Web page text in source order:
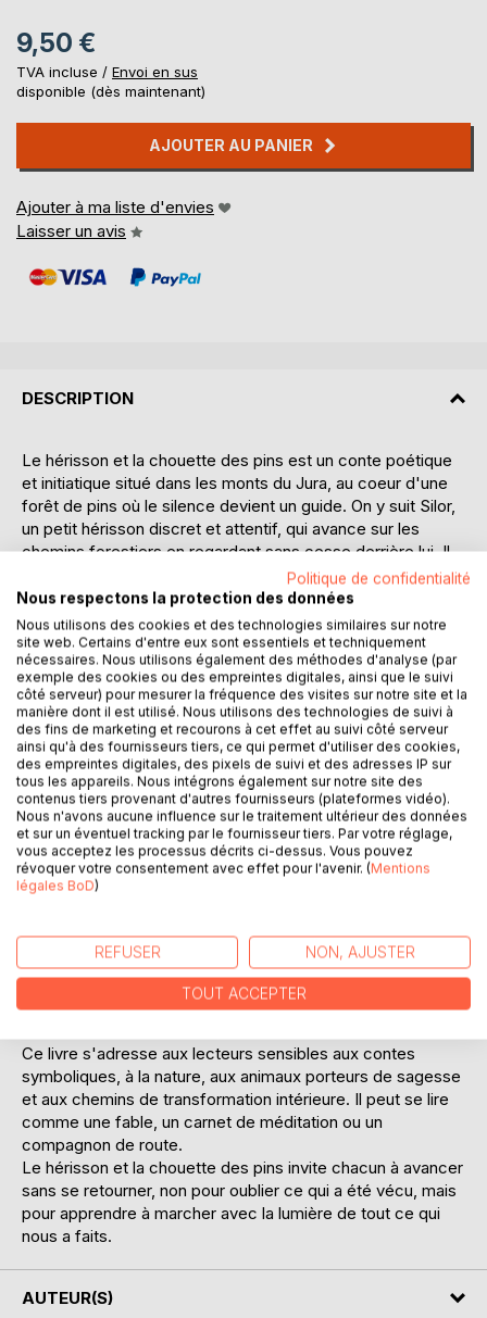
9,50 €
TVA incluse / Envoi en sus
disponible (dès maintenant)
AJOUTER AU PANIER
Ajouter à ma liste d'envies
Laisser un avis
DESCRIPTION
Le hérisson et la chouette des pins est un conte poétique
et initiatique situé dans les monts du Jura, au coeur d'une
forêt de pins où le silence devient un guide. On y suit Silor,
un petit hérisson discret et attentif, qui avance sur les
chemins forestiers en regardant sans cesse derrière lui. Il
croit devoir retenir ses traces, ses erreurs et ses chutes
pour mieux comprendre la vie. Mais à force de se
retourner, il oublie d'habiter pleinement le présent.
Sa rencontre avec une chouette des pins marque le début
d'un apprentissage essentiel. Elle lui murmure une vérité
simple : comprendre, ce n'est pas retenir, c'est
transformer. Pourtant, Silor devra l'éprouver lui-même. Les
pierres, les racines, les épines et les chutes deviendront
ses maîtres silencieux. Peu à peu, il découvrira que le
passé ne doit pas être porté comme un poids, mais
transmuté en lumière intérieure.
Après le conte d'ouverture, le livre se prolonge par 45
Sylves, de courts textes poétiques répartis en cinq cycles
basculement, la transmutation et la marche incarnée.
Chaque Sylve est une halte méditative, une invitation à
regarder autrement ses expériences, ses blessures et ses
apprentissages.
Ce livre s'adresse aux lecteurs sensibles aux contes
symboliques, à la nature, aux animaux porteurs de sagesse
et aux chemins de transformation intérieure. Il peut se lire
comme une fable, un carnet de méditation ou un
compagnon de route.
Le hérisson et la chouette des pins invite chacun à avancer
sans se retourner, non pour oublier ce qui a été vécu, mais
pour apprendre à marcher avec la lumière de tout ce qui
nous a faits.
AUTEUR(S)
Politique de confidentialité
Nous respectons la protection des données
Nous utilisons des cookies et des technologies similaires sur notre
site web. Certains d'entre eux sont essentiels et techniquement
nécessaires. Nous utilisons également des méthodes d'analyse (par
exemple des cookies ou des empreintes digitales, ainsi que le suivi
côté serveur) pour mesurer la fréquence des visites sur notre site et la
manière dont il est utilisé. Nous utilisons des technologies de suivi à
des fins de marketing et recourons à cet effet au suivi côté serveur
ainsi qu'à des fournisseurs tiers, ce qui permet d'utiliser des cookies,
des empreintes digitales, des pixels de suivi et des adresses IP sur
tous les appareils. Nous intégrons également sur notre site des
contenus tiers provenant d'autres fournisseurs (plateformes vidéo).
Nous n'avons aucune influence sur le traitement ultérieur des données
et sur un éventuel tracking par le fournisseur tiers. Par votre réglage,
vous acceptez les processus décrits ci-dessus. Vous pouvez
révoquer votre consentement avec effet pour l'avenir. (Mentions
légales BoD)
REFUSER NON, AJUSTER
TOUT ACCEPTER